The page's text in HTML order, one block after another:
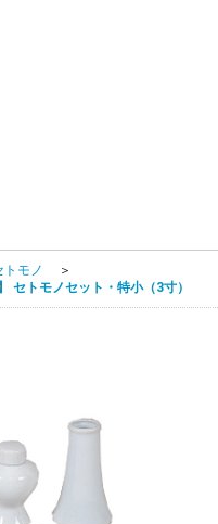
トモノ
＞
セトモノセット・特小（3寸）